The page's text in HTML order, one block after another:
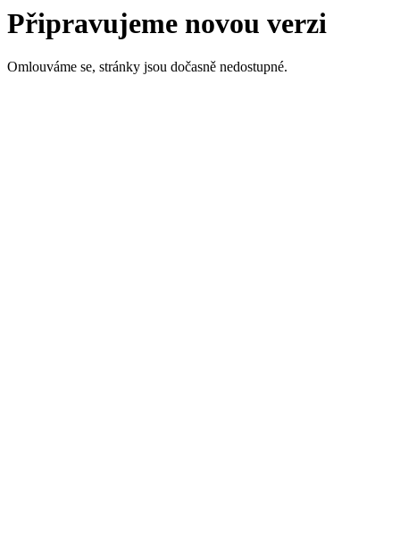
Připravujeme novou verzi
Omlouváme se, stránky jsou dočasně nedostupné.